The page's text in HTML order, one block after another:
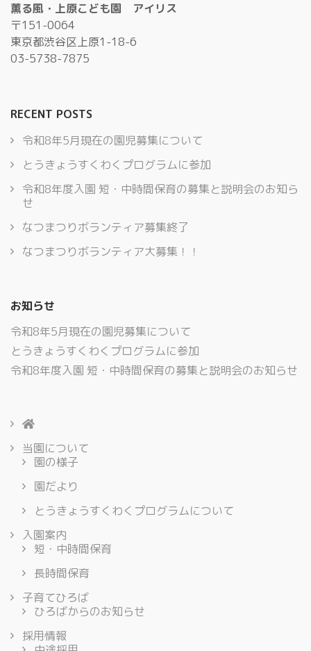
薫る風・上原こども園 アイリス
〒151-0064
東京都渋谷区上原1-18-6
03-5738-7875
RECENT POSTS
令和8年5月現在の園児募集について
とうきょうすくわくプログラムに参加
令和8年度入園 短・中時間保育の募集と説明会のお知ら
せ
なつまつりボランティア募集終了
なつまつりボランティア大募集！！
お知らせ
令和8年5月現在の園児募集について
とうきょうすくわくプログラムに参加
令和8年度入園 短・中時間保育の募集と説明会のお知らせ
当園について
園の様子
園だより
とうきょうすくわくプログラムについて
入園案内
短・中時間保育
長時間保育
子育てひろば
ひろばからのお知らせ
採用情報